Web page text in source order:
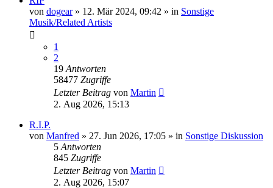
von dogear» 12. Mär 2024, 09:42 » in Sonstige
Musik/Related Artists
1
2
19 Antworten
58477 Zugriffe
Letzter Beitrag von Martin
2. Aug 2026, 15:13
R.I.P.
von Manfred » 27. Jun 2026, 17:05 » in Sonstige Diskussion
5 Antworten
845 Zugriffe
Letzter Beitrag von Martin
2. Aug 2026, 15:07